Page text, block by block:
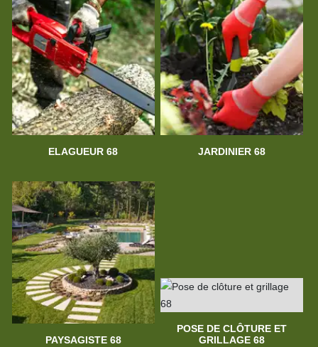
ELAGUEUR 68 JARDINIER 68
PAYSAGISTE 68
POSE DE CLÔTURE ET
GRILLAGE 68